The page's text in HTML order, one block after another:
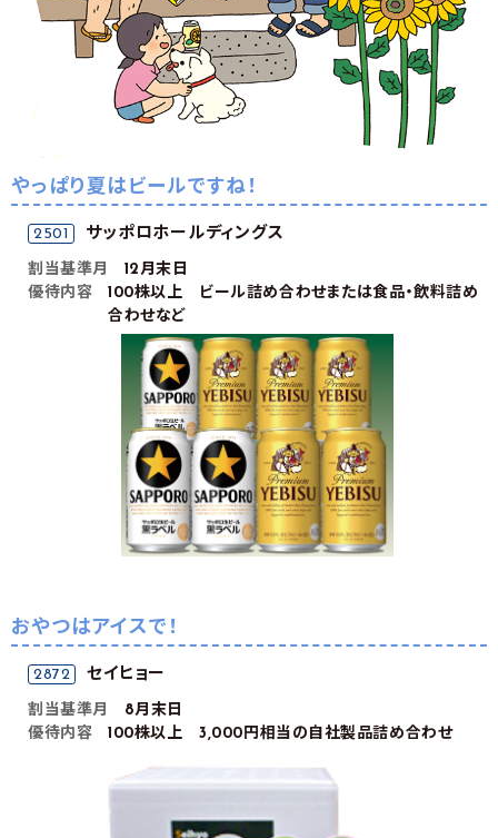
やっぱり夏はビールですね！
2501 サッポロホールディングス
割当基準月
12月末日
優待内容
100株以上 ビール詰め合わせまたは食品・飲料詰め
合わせなど
おやつはアイスで！
2872 セイヒョー
割当基準月
8月末日
優待内容
100株以上 3,000円相当の自社製品詰め合わせ